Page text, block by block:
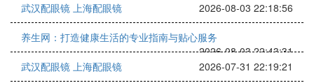
武汉配眼镜 上海配眼镜 2026-08-03 22:18:56
养生网：打造健康生活的专业指南与贴心服务
2026-08-03 22:43:31
武汉配眼镜 上海配眼镜
2026-07-31 22:19:21